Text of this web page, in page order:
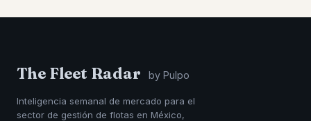
The Fleet Radar by Pulpo
Inteligencia semanal de mercado para el
sector de gestión de flotas en México,